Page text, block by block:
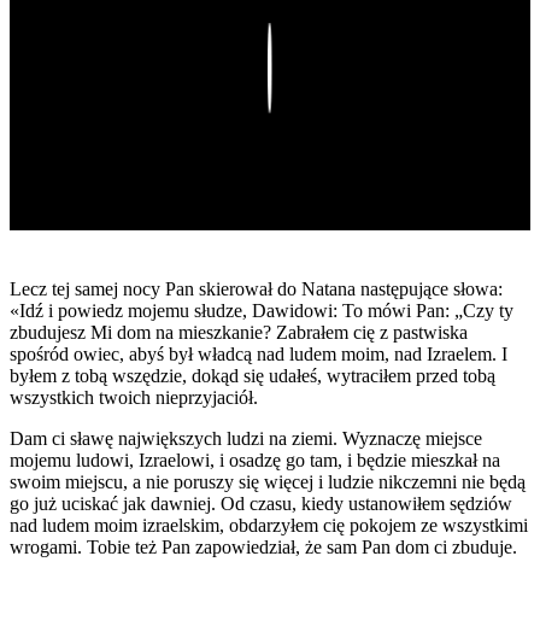
Lecz tej samej nocy Pan skierował do Natana następujące słowa:
«Idź i powiedz mojemu słudze, Dawidowi: To mówi Pan: „Czy ty
zbudujesz Mi dom na mieszkanie? Zabrałem cię z pastwiska
spośród owiec, abyś był władcą nad ludem moim, nad Izraelem. I
byłem z tobą wszędzie, dokąd się udałeś, wytraciłem przed tobą
wszystkich twoich nieprzyjaciół.
Dam ci sławę największych ludzi na ziemi. Wyznaczę miejsce
mojemu ludowi, Izraelowi, i osadzę go tam, i będzie mieszkał na
swoim miejscu, a nie poruszy się więcej i ludzie nikczemni nie będą
go już uciskać jak dawniej. Od czasu, kiedy ustanowiłem sędziów
nad ludem moim izraelskim, obdarzyłem cię pokojem ze wszystkimi
wrogami. Tobie też Pan zapowiedział, że sam Pan dom ci zbuduje.